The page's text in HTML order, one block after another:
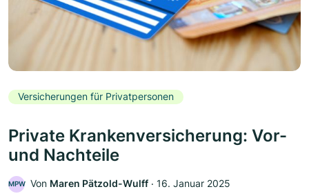
Versicherungen für Privatpersonen
Private Krankenversicherung: Vor-
und Nachteile
MPW Von Maren Pätzold-Wulff ‧ 16. Januar 2025